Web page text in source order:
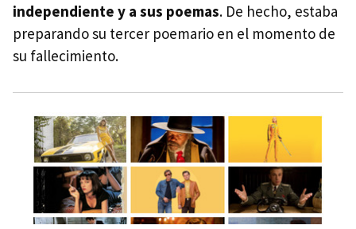
independiente y a sus poemas. De hecho, estaba
preparando su tercer poemario en el momento de
su fallecimiento.